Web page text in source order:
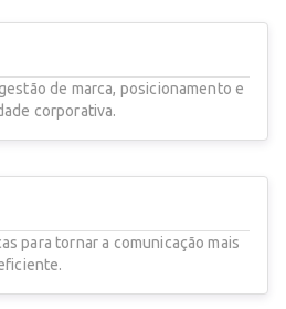
de marca, posicionamento e
corporativa.
para tornar a comunicação mais